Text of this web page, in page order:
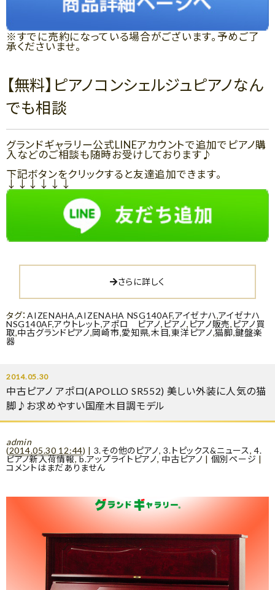
※すでに売約になっている場合がございます。予めご了
承くださいませ。
【無料】ピアノコンシェルジュピアノなん
でも相談
グランドギャラリー公式LINEアカウントで追加でピアノ購
入などのご相談も随時お受けしております♪
下記ボタンをクリックすると友達追加できます。
↓↓↓↓↓↓
さらに詳しく
タグ：AIZENAHA,AIZENAHA NSG140AF,アイゼナハ,アイゼナハ
NSG140AF,アウトレット,アポロ ピアノ, ピアノ, ピアノ販売, ピアノ買
取,中古グランドピアノ,岡崎市,愛知県,木目,東洋ピアノ,猫脚,鍵盤楽
器
2014.05.30
中古ピアノ アポロ(APOLLO SR552) 美しい外装に人気の猫
脚♪お求めやすい国産木目調モデル
admin
(2014.05.30 12:44) | 3.その他のピアノ,3.トピックス&ニュース,4.
ピアノ新入荷情報,b.アップライトピアノ, 中古ピアノ | 個別ページ |
コメントはまだありません